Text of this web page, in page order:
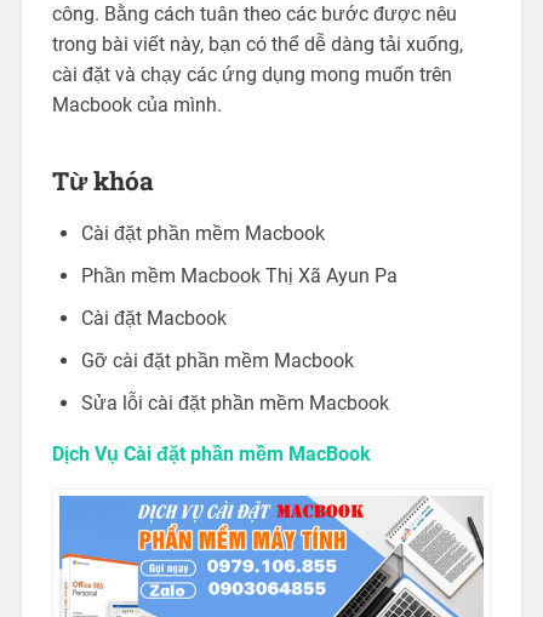
công. Bằng cách tuân theo các bước được nêu
trong bài viết này, bạn có thể dễ dàng tải xuống,
cài đặt và chạy các ứng dụng mong muốn trên
Macbook của mình.
Từ khóa
Cài đặt phần mềm Macbook
Phần mềm Macbook Thị Xã Ayun Pa
Cài đặt Macbook
Gỡ cài đặt phần mềm Macbook
Sửa lỗi cài đặt phần mềm Macbook
Dịch Vụ Cài đặt phần mềm MacBook